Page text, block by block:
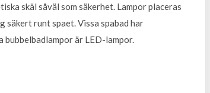
skäl såväl som säkerhet. Lampor placeras
runt spaet. Vissa spabad har
är LED-lampor.